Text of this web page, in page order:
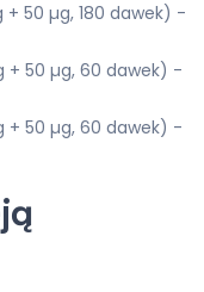
+ 50 µg, 180 dawek) -
+ 50 µg, 60 dawek) -
+ 50 µg, 60 dawek) -